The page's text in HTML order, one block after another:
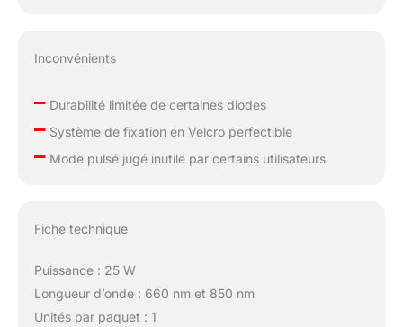
Inconvénients
–Durabilité limitée de certaines diodes
–Système de fixation en Velcro perfectible
–Mode pulsé jugé inutile par certains utilisateurs
Fiche technique
Puissance : 25 W
Longueur d’onde : 660 nm et 850 nm
Unités par paquet : 1